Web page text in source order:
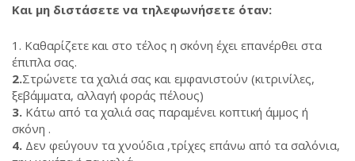
Και μη διστάσετε να τηλεφωνήσετε όταν:
Καθαρίζετε και στο τέλος η σκόνη έχει επανέρθει στα
έπιπλα σας.
2.Στρώνετε τα χαλιά σας και εμφανιστούν (κιτρινίλες,
ξεβάμματα, αλλαγή φοράς πέλους)
3. Κάτω από τα χαλιά σας παραμένει κοπτική άμμος ή
σκόνη .
4. Δεν φεύγουν τα χνούδια ,τρίχες επάνω από τα σαλόνια,